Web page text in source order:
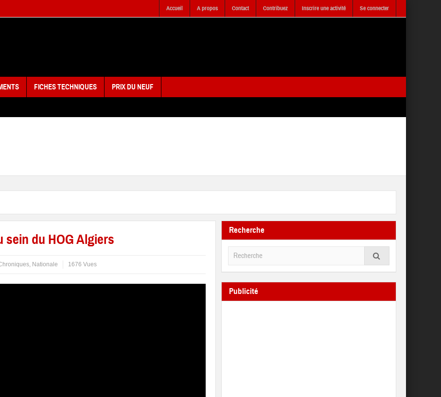
Accueil A propos Contact Contribuez Inscrire une activité Se connecter
FICHES TECHNIQUES PRIX DU NEUF
sein du HOG Algiers
, Nationale 1676 Vues
Recherche
Publicité